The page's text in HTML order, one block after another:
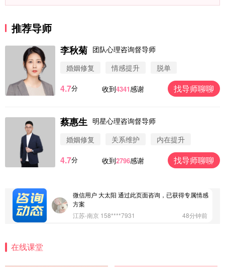
推荐导师
李秋菊 团队心理咨询督导师
婚姻修复
情感提升 脱单
4.7分 收到4341感谢 找导师聊聊
蔡惠生 明星心理咨询督导师
婚姻修复
关系维护 内在提升
4.7分 收到2796感谢 找导师聊聊
微信用户 圆圈 通过此页面咨询，已获得专属情感方
案
微信用户 Vnno 通过此页面咨询，已获得专属情感方
微信用户 大太阳 通过此页面咨询，已获得专属情感
方案
江苏-南京 158****7931
48分钟前
在线课堂